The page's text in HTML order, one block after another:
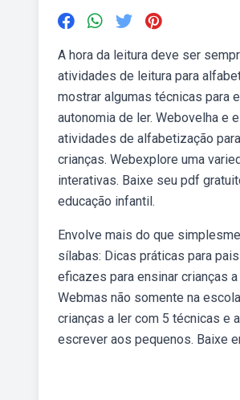
A hora da leitura deve ser
atividades de leitura para
mostrar algumas técnicas para
autonomia de ler. Webovelha e
atividades de alfabetização
crianças. Webexplore uma
interativas. Baixe seu pdf
educação infantil.
Envolve mais do que
sílabas: Dicas práticas para
eficazes para ensinar crianças
Webmas não somente na
crianças a ler com 5 técnicas e
escrever aos pequenos. Baixe